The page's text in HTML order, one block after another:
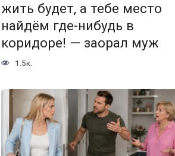
жить будет, а тебе место
найдём где-нибудь в
коридоре! — заорал муж
1.5к.